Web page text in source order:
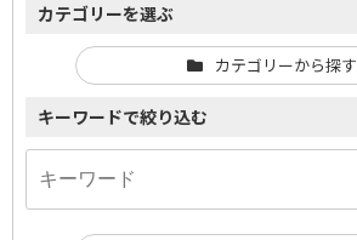
カテゴリーを選ぶ
カテゴリーから探す
キーワードで絞り込む